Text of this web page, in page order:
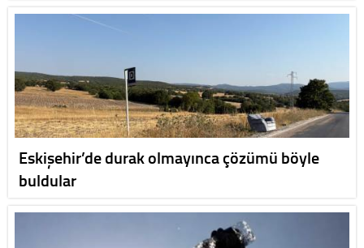
Eskişehir’de durak olmayınca çözümü böyle
buldular